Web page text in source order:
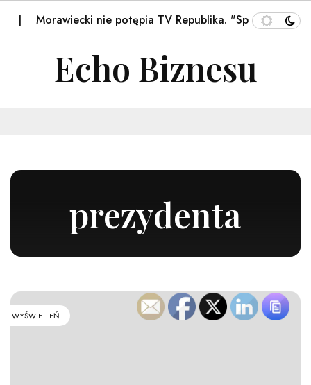
Morawiecki nie potępia TV Republika. "Spływa po mnie,…
Echo Biznesu
prezydenta
WYŚWIETLEŃ